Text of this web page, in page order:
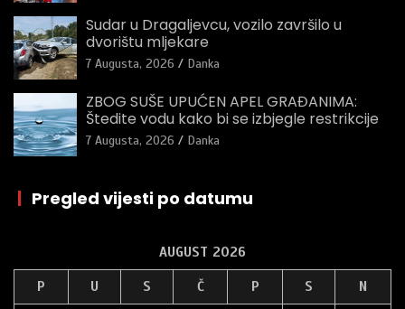
Sudar u Dragaljevcu, vozilo završilo u
dvorištu mljekare
7 Augusta, 2026 Danka
ZBOG SUŠE UPUĆEN APEL GRAĐANIMA:
Štedite vodu kako bi se izbjegle restrikcije
7 Augusta, 2026 Danka
| Pregled vijesti po datumu
AUGUST 2026
P U S Č P S N